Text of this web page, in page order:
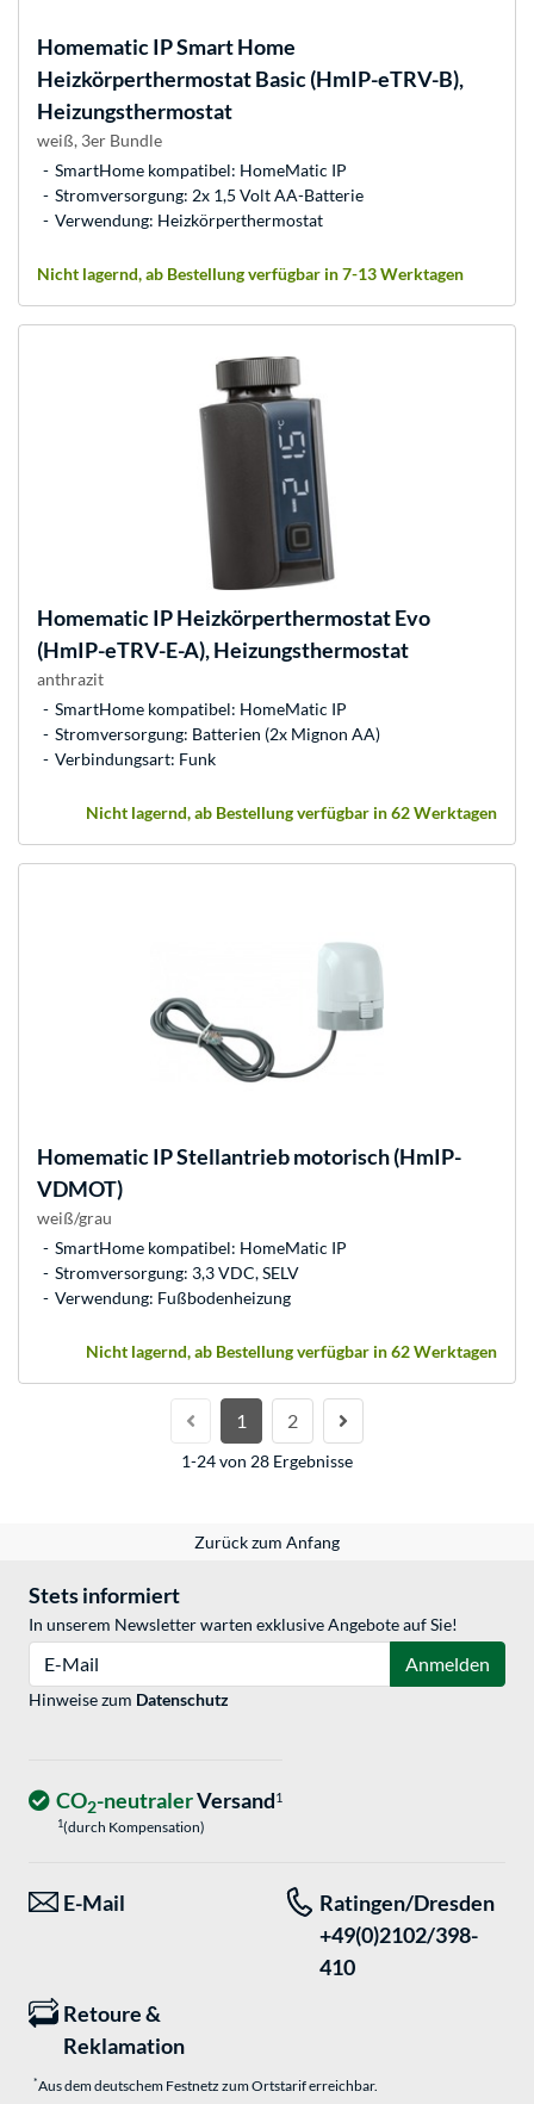
Homematic IPSmart Home
Heizkörperthermostat Basic (HmIP-eTRV-B),
Heizungsthermostat
weiß, 3er Bundle
SmartHome kompatibel: HomeMatic IP
Stromversorgung: 2x 1,5 Volt AA-Batterie
Verwendung: Heizkörperthermostat
Nicht lagernd, ab Bestellung verfügbar in 7-13 Werktagen
Homematic IPHeizkörperthermostat Evo
(HmIP-eTRV-E-A), Heizungsthermostat
anthrazit
SmartHome kompatibel: HomeMatic IP
Stromversorgung: Batterien (2x Mignon AA)
Verbindungsart: Funk
Nicht lagernd, ab Bestellung verfügbar in 62 Werktagen
Homematic IPStellantrieb motorisch (HmIP-
VDMOT)
weiß/grau
SmartHome kompatibel: HomeMatic IP
Stromversorgung: 3,3 VDC, SELV
Verwendung: Fußbodenheizung
Nicht lagernd, ab Bestellung verfügbar in 62 Werktagen
1 2
1-24 von 28 Ergebnisse
Zurück zum Anfang
Stets informiert
In unserem Newsletter warten exklusive Angebote auf Sie!
Anmelden
Hinweise zum Datenschutz
CO2-neutralerVersand1
1(durch Kompensation)
E-Mail
Ratingen/Dresden
+49(0)2102/398-
410
Retoure &
Reklamation
*Aus dem deutschem Festnetz zum Ortstarif erreichbar.